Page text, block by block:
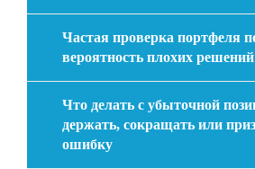
Частая проверка портфеля
вероятность плохих решений
Что делать с убыточной
держать, сокращать или
ошибку